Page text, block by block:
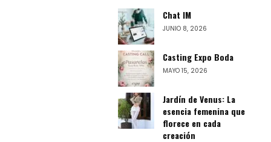
Chat IM
JUNIO 8, 2026
Casting Expo Boda
MAYO 15, 2026
Jardín de Venus: La
esencia femenina que
florece en cada
creación